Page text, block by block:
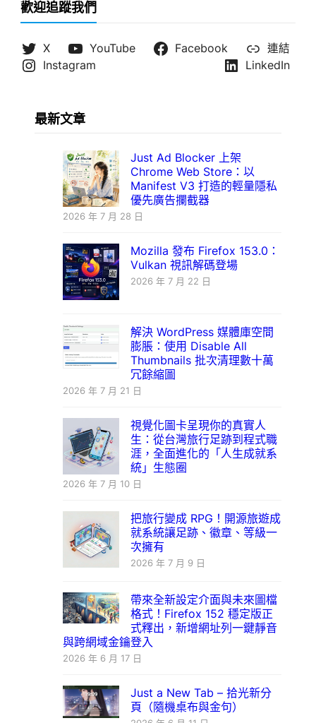
歡迎追蹤我們
X YouTube Facebook
連結
Instagram
LinkedIn
最新文章
Just Ad Blocker 上架
Chrome Web Store：以
Manifest V3 打造的輕量隱私
優先廣告攔截器
2026 年 7 月 28 日
Mozilla 發布 Firefox 153.0：
Vulkan 視訊解碼登場
2026 年 7 月 22 日
解決 WordPress 媒體庫空間
膨脹：使用 Disable All
Thumbnails 批次清理數十萬
冗餘縮圖
2026 年 7 月 21 日
視覺化圖卡呈現你的真實人
生：從台灣旅行足跡到程式職
涯，全面進化的「人生成就系
統」生態圈
2026 年 7 月 10 日
把旅行變成 RPG！開源旅遊成
就系統讓足跡、徽章、等級一
次擁有
2026 年 7 月 9 日
帶來全新設定介面與未來圖檔
格式！Firefox 152 穩定版正
式釋出，新增網址列一鍵靜音
與跨網域金鑰登入
2026 年 6 月 17 日
Just a New Tab – 拾光新分
頁（隨機桌布與金句）